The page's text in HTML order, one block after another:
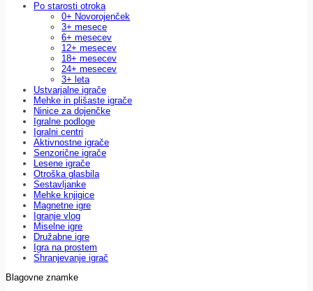
Po starosti otroka
0+ Novorojenček
3+ mesece
6+ mesecev
12+ mesecev
18+ mesecev
24+ mesecev
3+ leta
Ustvarjalne igrače
Mehke in plišaste igrače
Ninice za dojenčke
Igralne podloge
Igralni centri
Aktivnostne igrače
Senzorične igrače
Lesene igrače
Otroška glasbila
Sestavljanke
Mehke knjigice
Magnetne igre
Igranje vlog
Miselne igre
Družabne igre
Igra na prostem
Shranjevanje igrač
Blagovne znamke